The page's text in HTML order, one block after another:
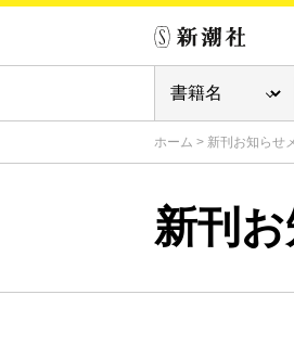
ホーム > 新刊お知らせ
新刊